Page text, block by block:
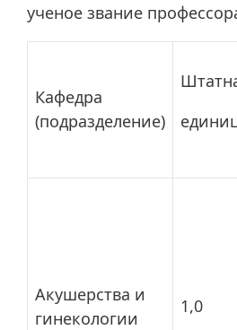
ученое звание
Кафедра
(подразделение)
Акушерства и
гинекологии
1,0